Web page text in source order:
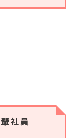
輩社員